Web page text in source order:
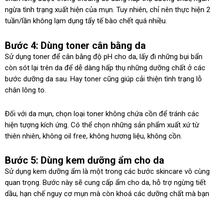
ngừa tình trạng xuất hiện của mụn. Tuy nhiên, chỉ nên thực hiện 2
tuần/lần không lạm dụng tẩy tế bào chết quá nhiều.
Bước 4: Dùng toner cân bằng da
Sử dụng toner để cân bằng độ pH cho da, lấy đi những bụi bẩn
còn sót lại trên da để dễ dàng hấp thụ những dưỡng chất ở các
bước dưỡng da sau. Hay toner cũng giúp cải thiện tình trạng lỗ
chân lông to.
Đối với da mụn, chọn loại toner không chứa cồn để tránh các
hiện tượng kích ứng. Có thể chọn những sản phẩm xuất xứ từ
thiên nhiên, không oil free, không hương liệu, không cồn.
Bước 5: Dùng kem dưỡng ẩm cho da
Sử dụng kem dưỡng ẩm là một trong các bước skincare vô cùng
quan trọng. Bước này sẽ cung cấp ẩm cho da, hỗ trợ ngừng tiết
dầu, hạn chế nguy cơ mụn mà còn khoá các dưỡng chất mà bạn